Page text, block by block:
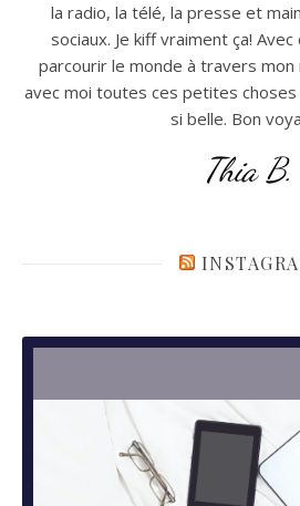
la radio, la télé, la presse et
sociaux. Je kiff vraiment ça!
parcourir le monde à travers
avec moi toutes ces petites
si belle. Bon
Thia B.